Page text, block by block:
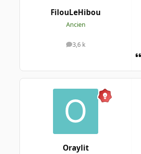
FilouLeHibou
Ancien
3,6 k
messages
Oraylit